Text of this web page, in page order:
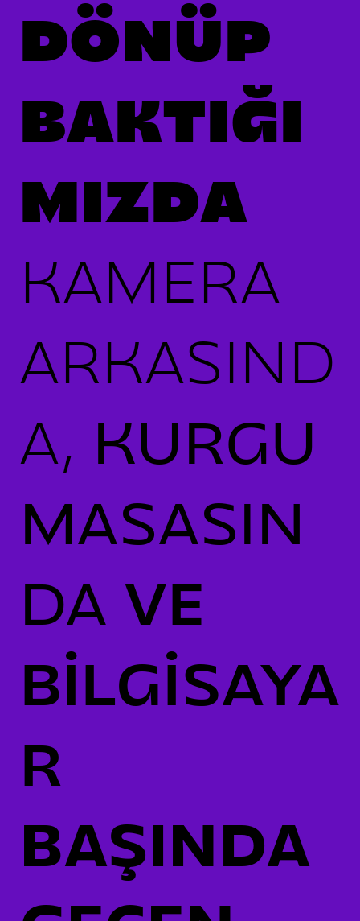
DÖNÜP
BAKTIĞI
MIZDA
KAMERA
ARKASIND
A, KURGU
MASASIN
DA VE
BİLGİSAYA
R
BAŞINDA